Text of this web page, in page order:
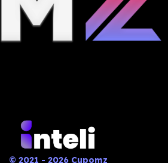
© 2021 - 2026 Cupomz